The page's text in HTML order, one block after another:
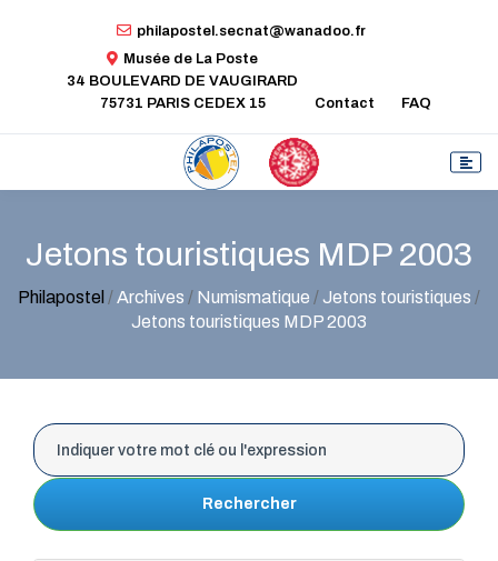
philapostel.secnat@wanadoo.fr
Musée de La Poste
34 BOULEVARD DE VAUGIRARD
75731 PARIS CEDEX 15
Contact FAQ
Jetons touristiques MDP 2003
Philapostel /Archives / Numismatique /Jetons touristiques /
Jetons touristiques MDP 2003
Rechercher